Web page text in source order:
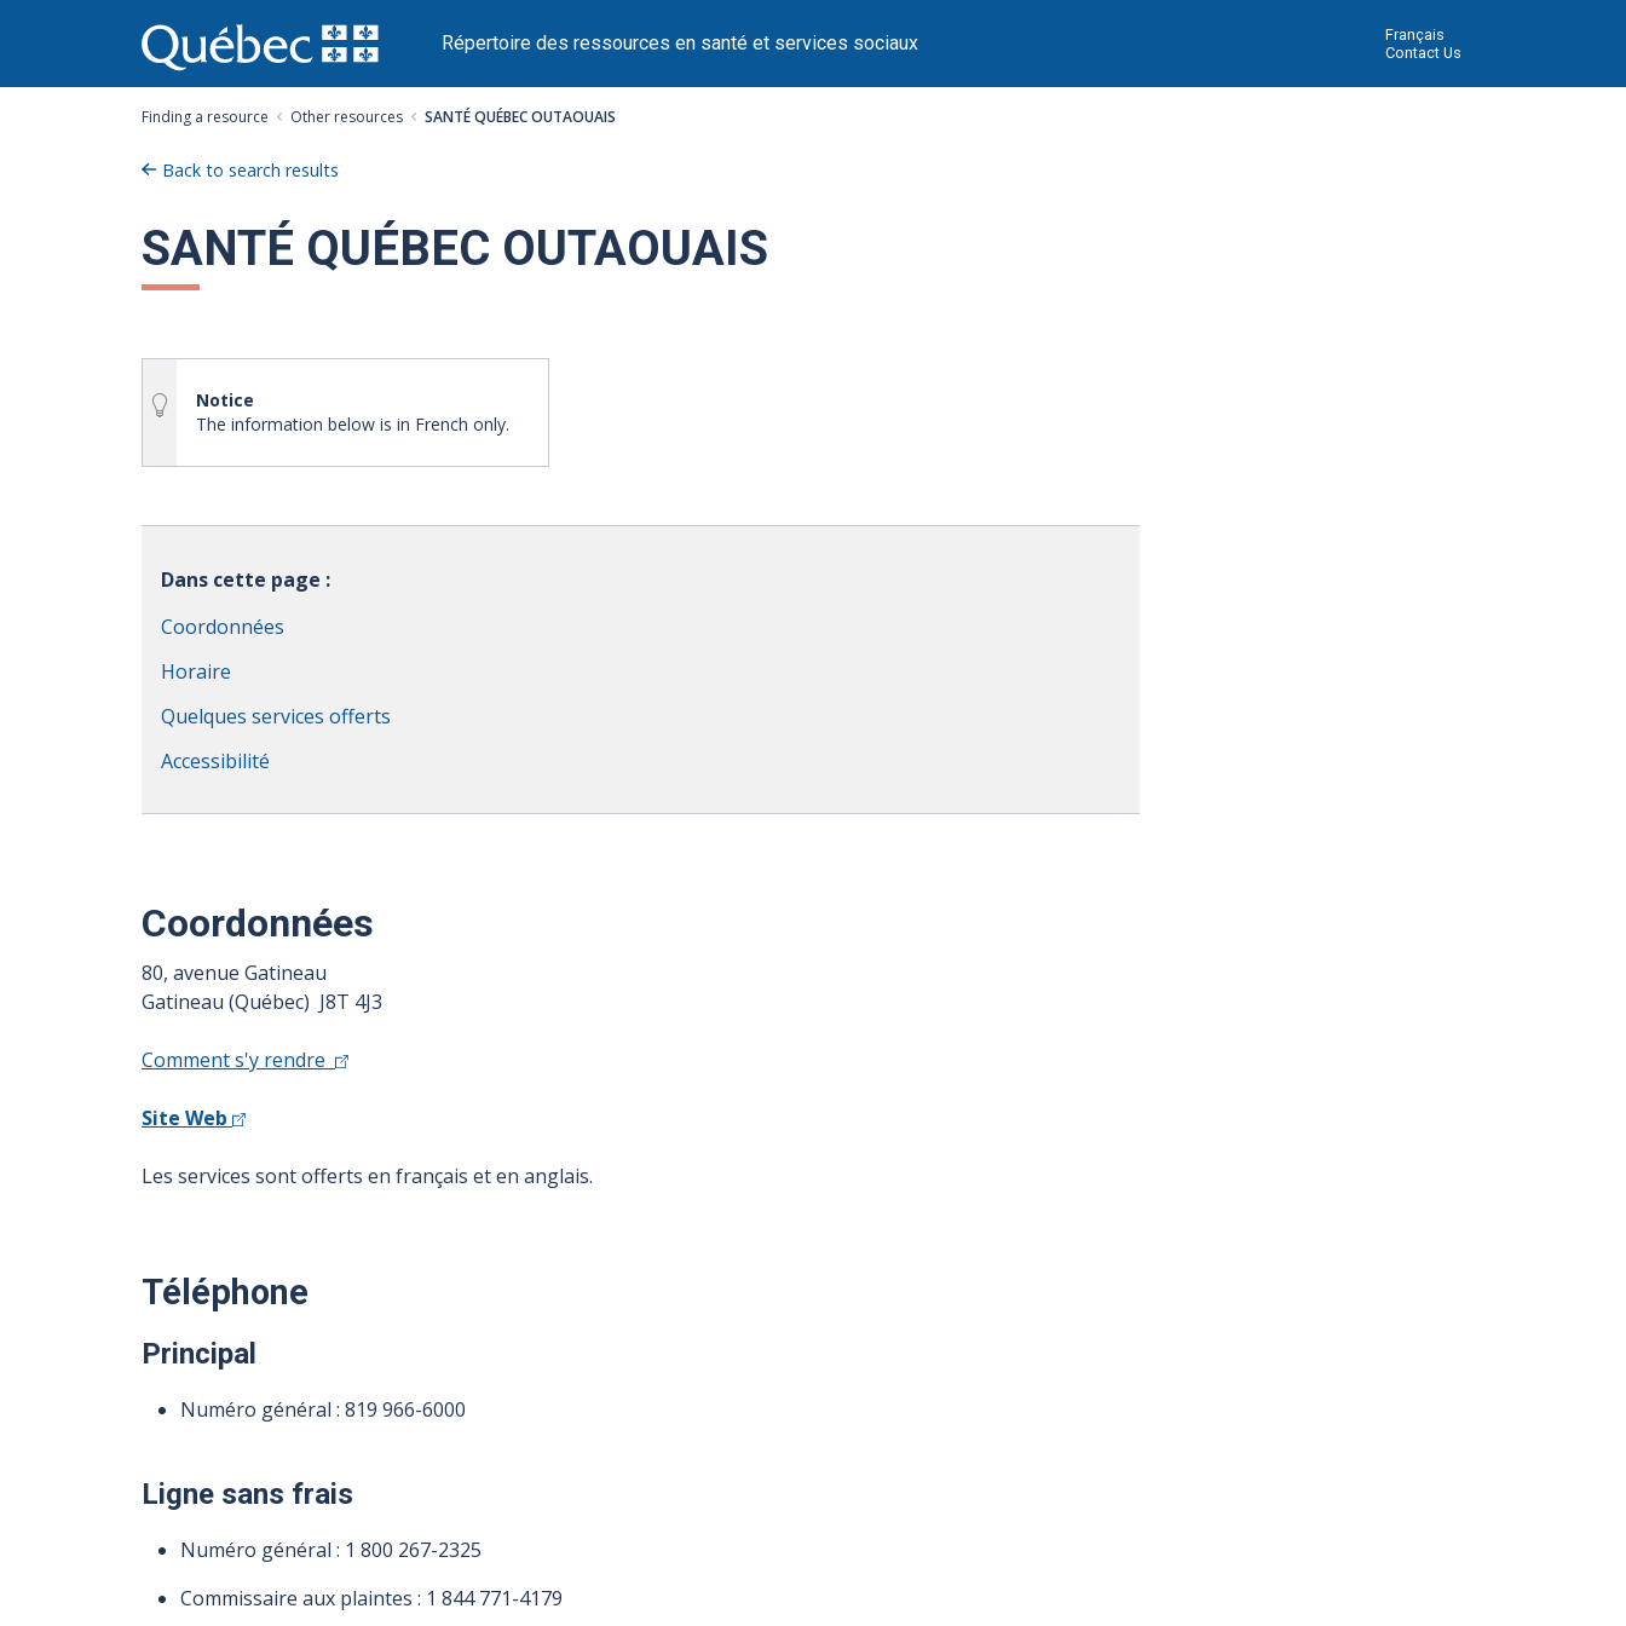
au
contenu
Répertoire des ressources en santé et services sociaux
Français
Contact Us
Finding a resource Other resources SANTÉ QUÉBEC OUTAOUAIS
Back to search results
SANTÉ QUÉBEC OUTAOUAIS
Notice
The information below is in French only.
Dans cette page :
Coordonnées
Horaire
Quelques services offerts
Accessibilité
Coordonnées
80, avenue Gatineau
Gatineau (Québec) J8T 4J3
Comment s'y rendre
Site Web
Les services sont offerts en français et en anglais.
Téléphone
Principal
Numéro général : 819 966-6000
Ligne sans frais
Numéro général : 1 800 267-2325
Commissaire aux plaintes : 1 844 771-4179